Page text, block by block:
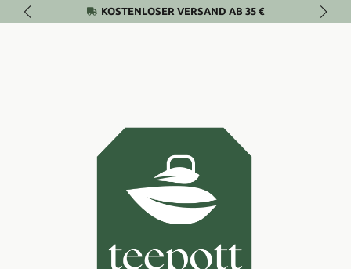
Zum Hauptinhalt springenKOSTENLOSER VERSAND AB 35 €